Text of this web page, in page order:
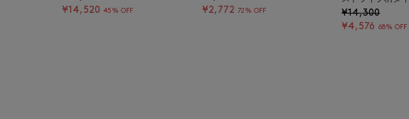
¥14,520 45% OFF
¥2,772 72% OFF
¥14,300
¥4,576 68% OFF